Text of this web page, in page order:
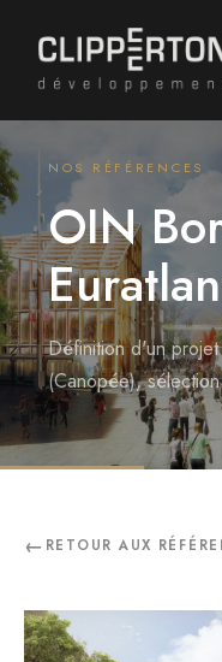
NOS RÉFÉRENCES
OIN
Définition d'un
(Canopée),
RETOUR AUX